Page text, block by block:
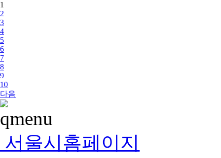
1
2
3
4
5
6
7
8
9
10
다음
서울시홈페이지